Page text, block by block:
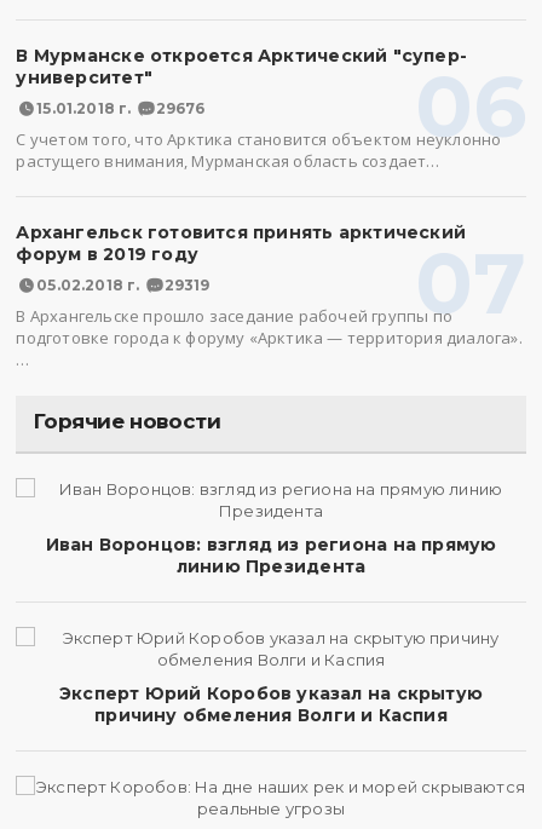
06
В Мурманске откроется Арктический "супер-
университет"
15.01.2018 г. 29676
С учетом того, что Арктика становится объектом неуклонно
растущего внимания, Мурманская область создает…
07
Архангельск готовится принять арктический
форум в 2019 году
05.02.2018 г. 29319
В Архангельске прошло заседание рабочей группы по
подготовке города к форуму «Арктика — территория диалога».
…
Горячие новости
Иван Воронцов: взгляд из региона на прямую
линию Президента
Эксперт Юрий Коробов указал на скрытую
причину обмеления Волги и Каспия